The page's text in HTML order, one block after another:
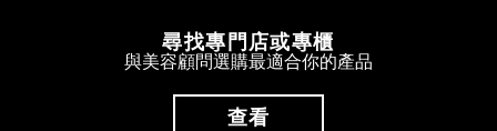
尋找專門店或專櫃
與美容顧問選購最適合你的產品
查看